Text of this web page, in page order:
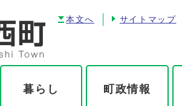
本文へ サイトマップ
暮らし 町政情報